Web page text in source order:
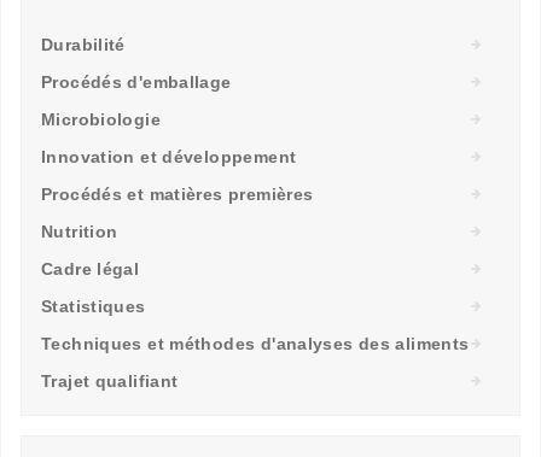
Durabilité
Procédés d'emballage
Microbiologie
Innovation et développement
Procédés et matières premières
Nutrition
Cadre légal
Statistiques
Techniques et méthodes d'analyses des aliments
Trajet qualifiant